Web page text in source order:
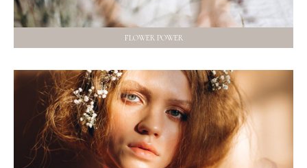
FLOWER POWER